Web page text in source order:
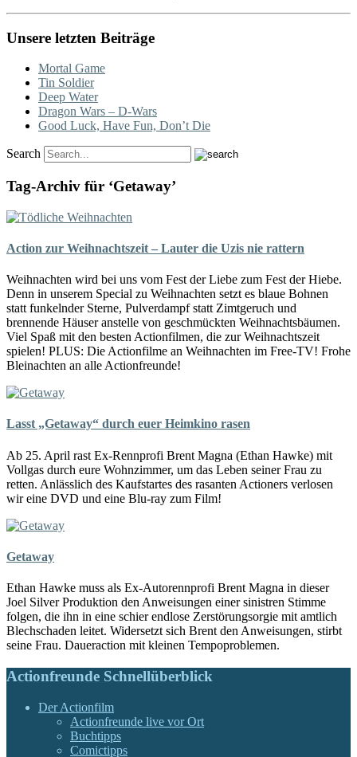
Unsere letzten Beiträge
Mortal Game
Tin Soldier
Deep Water
Dragon Wars – D-Wars
Good Luck, Have Fun, Don’t Die
Search
Tag-Archiv für ‘Getaway’
Action zur Weihnachtszeit – Lauter die Uzis nie rattern
Weihnachten wird bei uns vom Fest der Liebe zum Fest der Hiebe.
Denn in unserem Special zu Weihnachten setzt es blaue Bohnen
statt funkelnder Sterne, Pulverdampf statt Zimtgeruch und
brennende Häuser anstelle von geschmückten Weihnachtsbäumen.
Viel Spaß mit den besten Actionfilmen, die zur Weihnachtszeit
spielen! PLUS: Die Actionfilme an Weihnachten im Free-TV! Frohe
Bleinachten an alle Actionfreunde!
Lasst „Getaway“ durch euer Heimkino rasen
Ab 25. April rast Ex-Rennprofi Brent Magna (Ethan Hawke) mit
Vollgas durch eure Wohnzimmer, um das Leben seiner Frau zu
retten. Anlässlich des Kaufstartes des rasanten Actioners verlosen
wir eine DVD und eine Blu-ray zum Film!
Getaway
Ethan Hawke muss als Ex-Autorennprofi Brent Magna in dieser
Joel Silver Produktion den Anweisungen einer sinistren Stimme
folgen, die ihn in eine schier endlose Zerstörungsorgie mit amtlich
Blechschaden leitet. Widersetzt sich Brent den Anweisungen, stirbt
seine Frau. Daueraction mit kleinen Tempoproblemen.
Actionfreunde Schnellüberblick
Der Actionfilm
Actionfreunde live vor Ort
Buchtipps
Comictipps